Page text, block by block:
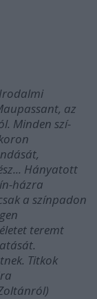
az
Minden szí­
Hányatott
házra
a szí­npadon
teremt
Titkok